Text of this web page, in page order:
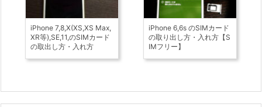
iPhone 7,8,X(XS,XS Max,
XR等),SE,11,のSIMカード
の取出し方・入れ方
iPhone 6,6s のSIMカード
の取り出し方・入れ方【S
IMフリー】